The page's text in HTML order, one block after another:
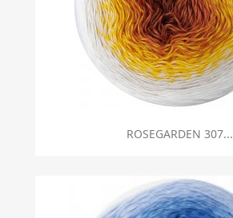
ROSEGARDEN 307...